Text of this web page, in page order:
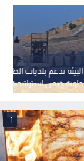
2027)
1